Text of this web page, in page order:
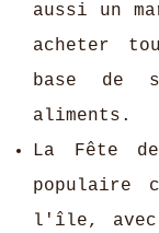
aussi un
acheter
base de
aliments.
La Fête
populaire
l'île, avec